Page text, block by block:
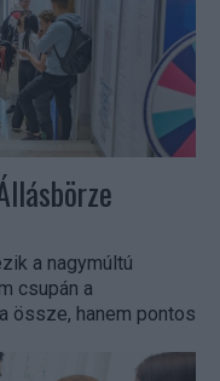
a nagymúltú
csupán a
össze, hanem pontos